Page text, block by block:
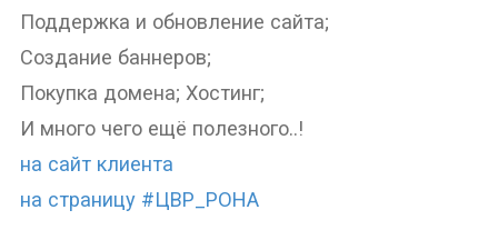
Поддержка и обновление сайта;
Создание баннеров;
Покупка домена; Хостинг;
И много чего ещё полезного..!
на сайт клиента
на страницу #ЦВР_РОНА